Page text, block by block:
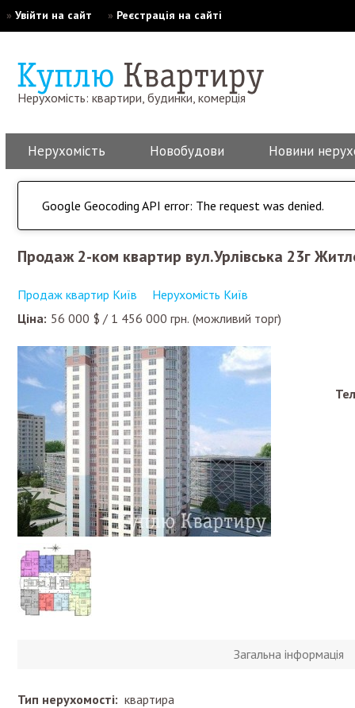
» Увійти на сайт » Реєстрація на сайті
Нерухомість: квартири, будинки, комерція
Нерухомість Новобудови Новини
Google Geocoding API error: The request was denied.
Продаж 2-ком квартир вул.Урлівська 23г
Продаж квартир Київ
Нерухомість Київ
Ціна: 56 000 $ / 1 456 000 грн. (можливий торг)
Загальна інформація
Тип нерухомості: квартира